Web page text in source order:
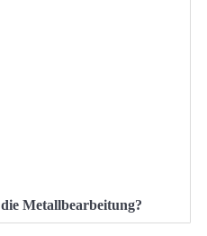
Metallbearbeitung?